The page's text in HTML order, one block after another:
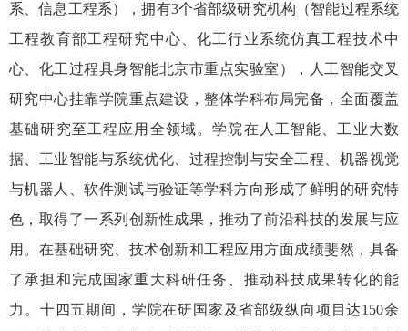
系、信息工程系），拥有3个省部级研究机构（智能过程系统
工程教育部工程研究中心、化工行业系统仿真工程技术中
心、化工过程具身智能北京市重点实验室），人工智能交叉
研究中心挂靠学院重点建设，整体学科布局完备，全面覆盖
基础研究至工程应用全领域。学院在人工智能、工业大数
据、工业智能与系统优化、过程控制与安全工程、机器视觉
与机器人、软件测试与验证等学科方向形成了鲜明的研究特
色，取得了一系列创新性成果，推动了前沿科技的发展与应
用。在基础研究、技术创新和工程应用方面成绩斐然，具备
了承担和完成国家重大科研任务、推动科技成果转化的能
力。十四五期间，学院在研国家及省部级纵向项目达150余